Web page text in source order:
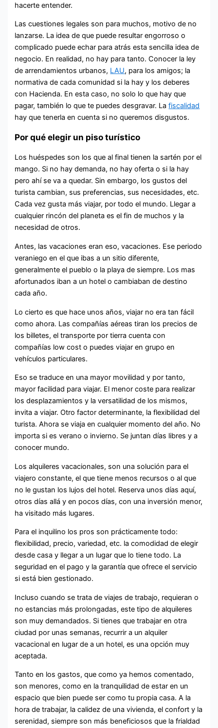
hacerte entender.
Las cuestiones legales son para muchos, motivo de no
lanzarse. La idea de que puede resultar engorroso o
complicado puede echar para atrás esta sencilla idea de
negocio. En realidad, no hay para tanto. Conocer la ley
de arrendamientos urbanos, LAU, para los amigos; la
normativa de cada comunidad si la hay y los deberes
con Hacienda. En esta caso, no solo lo que hay que
pagar, también lo que te puedes desgravar. Lafiscalidad
hay que tenerla en cuenta si no queremos disgustos.
Por qué elegir un piso turístico
Los huéspedes son los que al final tienen la sartén por el
mango. Si no hay demanda, no hay oferta o si la hay
pero ahí se va a quedar. Sin embargo, los gustos del
turista cambian, sus preferencias, sus necesidades, etc.
Cada vez gusta más viajar, por todo el mundo. Llegar a
cualquier rincón del planeta es el fin de muchos y la
necesidad de otros.
Antes, las vacaciones eran eso, vacaciones. Ese periodo
veraniego en el que ibas a un sitio diferente,
generalmente el pueblo o la playa de siempre. Los mas
afortunados iban a un hotel o cambiaban de destino
cada año.
Lo cierto es que hace unos años, viajar no era tan fácil
como ahora. Las compañías aéreas tiran los precios de
los billetes, el transporte por tierra cuenta con
compañías low cost o puedes viajar en grupo en
vehículos particulares.
Eso se traduce en una mayor movilidad y por tanto,
mayor facilidad para viajar. El menor coste para realizar
los desplazamientos y la versatilidad de los mismos,
invita a viajar. Otro factor determinante, la flexibilidad del
turista. Ahora se viaja en cualquier momento del año. No
importa si es verano o invierno. Se juntan días libres y a
conocer mundo.
Los alquileres vacacionales, son una solución para el
viajero constante, el que tiene menos recursos o al que
no le gustan los lujos del hotel. Reserva unos días aquí,
otros días allá y en pocos días, con una inversión menor,
ha visitado más lugares.
Para el inquilino los pros son prácticamente todo:
flexibilidad, precio, variedad, etc. la comodidad de elegir
desde casa y llegar a un lugar que lo tiene todo. La
seguridad en el pago y la garantía que ofrece el servicio
si está bien gestionado.
Incluso cuando se trata de viajes de trabajo, requieran o
no estancias más prolongadas, este tipo de alquileres
son muy demandados. Si tienes que trabajar en otra
ciudad por unas semanas, recurrir a un alquiler
vacacional en lugar de a un hotel, es una opción muy
aceptada.
Tanto en los gastos, que como ya hemos comentado,
son menores, como en la tranquilidad de estar en un
espacio que bien puede ser como tu propia casa. A la
hora de trabajar, la calidez de una vivienda, el confort y la
serenidad, siempre son más beneficiosos que la frialdad